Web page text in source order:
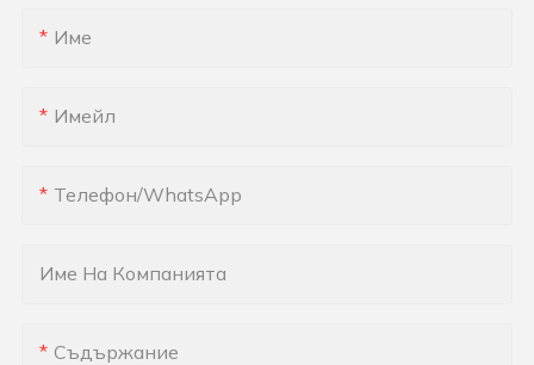
Име
Имейл
Телефон/WhatsApp
Име На Компанията
Съдържание